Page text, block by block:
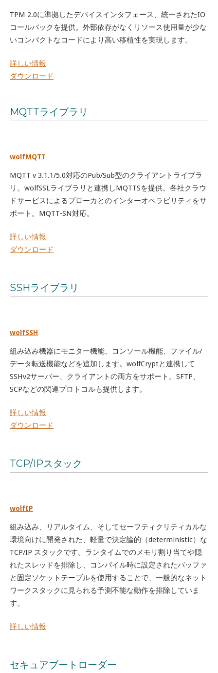
TPM 2.0に準拠したデバイスインタフェース、統一されたIO
コールバックを提供。外部依存がなくリソース使用量が少な
いコンパクトなコードにより高い移植性を実現します。
詳しい情報
ダウンロード
MQTTライブラリ
wolfMQTT
MQTT v 3.1.1/5.0対応のPub/Sub型のクライアントライブラ
リ。wolfSSLライブラリと連携しMQTTSを提供。各社クラウ
ドサービスによるブローカとのインターオペラビリティをサ
ポート。MQTT-SN対応。
詳しい情報
ダウンロード
SSHライブラリ
wolfSSH
組み込み機器にモニター機能、コンソール機能、ファイル/
データ転送機能などを追加します。wolfCryptと連携して
SSHv2サーバー、クライアントの両方をサポート。SFTP、
SCPなどの関連プロトコルも提供します。
詳しい情報
ダウンロード
TCP/IPスタック
wolfIP
組み込み、リアルタイム、そしてセーフティクリティカルな
環境向けに開発された、軽量で決定論的（deterministic）な
TCP/IP スタックです。ランタイムでのメモリ割り当てや隠
れたスレッドを排除し、コンパイル時に設定されたバッファ
と固定ソケットテーブルを使用することで、一般的なネット
ワークスタックに見られる予測不能な動作を排除していま
す。
詳しい情報
セキュアブートローダー